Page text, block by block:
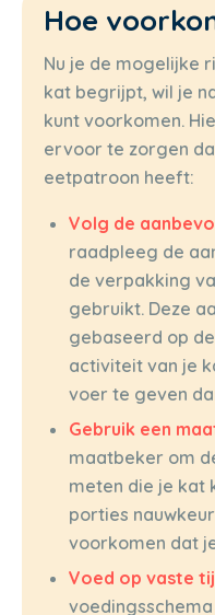
Hoe
Nu je de mogelijke
kat begrijpt, wil je
kunt voorkomen.
ervoor te zorgen
eetpatroon heeft:
Volg de
raadpleeg de
de verpakking
gebruikt. Deze
gebaseerd op
activiteit van je
voer te geven
Gebruik een
maatbeker om
meten die je kat
porties
voorkomen dat
Voed op vaste